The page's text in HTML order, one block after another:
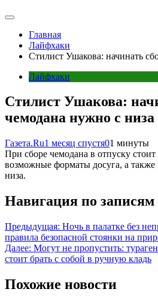
Главная
Лайфхаки
Стилист Ушакова: начинать
Лайфхаки
Стилист Ушакова:
чемодана нужно с низа
Газета.Ru1 месяц спустя01 минуты
При сборе чемодана в отпуску стоит
возможные форматы досуга, а также
низа.
Навигация по записям
Предыдущая: Ночь в палатке без
правила безопасной стоянки на
Далее: Могут не пропустить:
стоит брать с собой в ручную кладь
Похожие новости